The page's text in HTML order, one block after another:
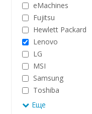
eMachines
Fujitsu
Hewlett Packard
Lenovo
LG
MSI
Samsung
Toshiba
Еще